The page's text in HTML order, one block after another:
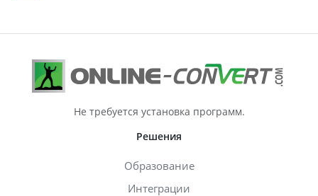
Не требуется установка программ.
Решения
Образование
Интеграции